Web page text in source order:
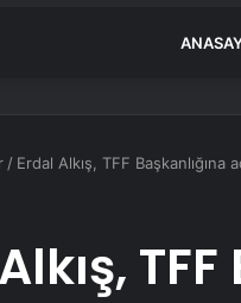
/ Erdal Alkış, TFF Başkanlığına